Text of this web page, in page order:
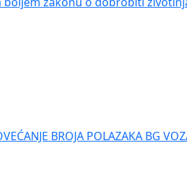
BROJA POLAZAKA BG